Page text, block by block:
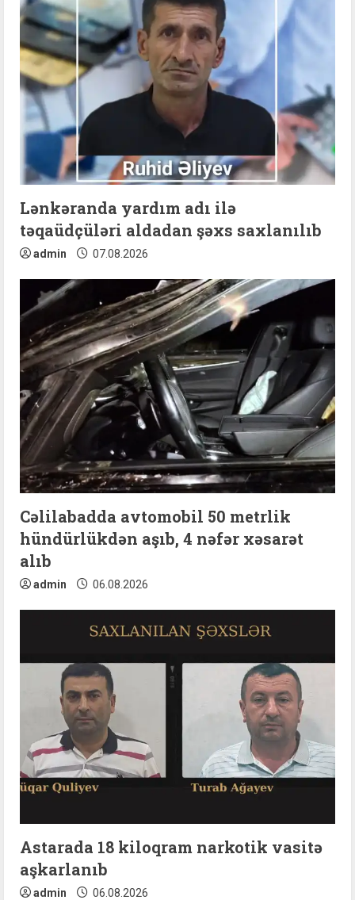
R
e
a
d
n
g
Lənkəranda yardım adı ilə
təqaüdçüləri aldadan şəxs saxlanılıb
admin 07.08.2026
Cəlilabadda avtomobil 50 metrlik
hündürlükdən aşıb, 4 nəfər xəsarət
alıb
admin 06.08.2026
Astarada 18 kiloqram narkotik vasitə
aşkarlanıb
admin 06.08.2026